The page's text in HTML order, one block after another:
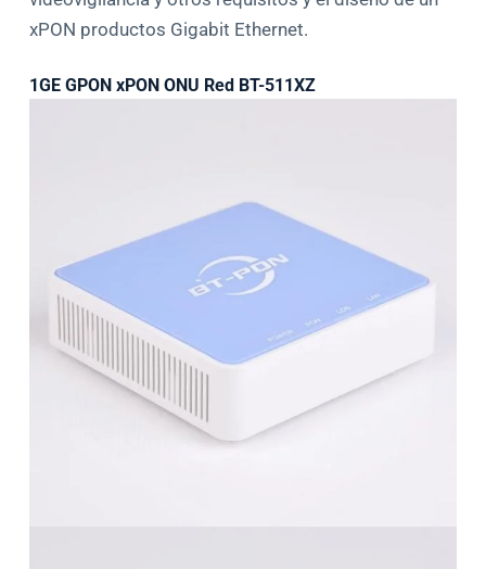
xPON productos Gigabit Ethernet.
1GE GPON xPON ONU Red BT-511XZ